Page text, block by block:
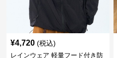
¥4,720 (税込)
レインウェア 軽量フード付き防